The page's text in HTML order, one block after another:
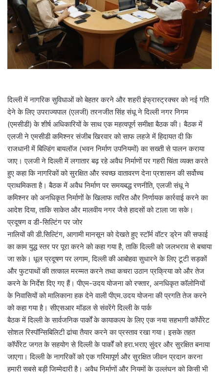
दिल्ली में नागरिक सुविधाओं को बेहतर करने और शहरी इंफ्रास्ट्रक्चर को नई गति
देने के लिए उपराज्यपाल (एलजी) तरनजीत सिंह संधू ने दिल्ली नगर निगम
(एमसीडी) के शीर्ष अधिकारियों के साथ एक महत्वपूर्ण समीक्षा बैठक की। बैठक में
एलजी ने एमसीडी कमिश्नर संजीब खिरवार को साफ लहजे में हिदायत दी कि
राजधानी में बिल्डिंग बायलॉज (भवन निर्माण उपनियमों) का सख्ती से पालन कराया
जाए। एलजी ने दिल्ली में लगातार बढ़ रहे अवैध निर्माणों पर गहरी चिंता व्यक्त करते
हुए कहा कि नागरिकों को सुरक्षित और स्वच्छ वातावरण देना प्रशासन की सर्वोच्च
प्राथमिकता है। बैठक में अवैध निर्माण पर समयबद्ध रणनीति, एलजी संधू ने
कमिश्नर को अनधिकृत निर्माणों के खिलाफ त्वरित और निर्णायक कार्रवाई करने का
आदेश दिया, ताकि साकेत और मालवीय नगर जैसे हादसों को टाला जा सके।
प्रदूषण व डी-सिल्टिंग पर जोर
नालियों की डी.सिल्टिंग, आगामी मानसून को देखते हुए स्टॉर्म वॉटर ड्रेन की सफाई
का काम युद्ध स्तर पर पूरा करने को कहा गया है, ताकि दिल्ली को जलभराव से बचाया
जा सके। धूल प्रदूषण पर लगाम, दिल्ली की आबोहवा सुधारने के लिए टूटी सड़कों
और फुटपाथों की तत्काल मरम्मत करने तथा कचरा उठान प्रक्रिया को और तेज
करने के निर्देश दिए गए हैं। पीएम-उदय योजना को रफ्तार, अनधिकृत कॉलोनियों
के निवासियों को मालिकाना हक देने वाली पीएम.उदय योजना की प्रगति तेज करने
को कहा गया है। सीएसआर मॉडल से संवरेंगे दिल्ली के पार्क
बैठक में दिल्ली के सार्वजनिक पार्कों के कायाकल्प के लिए एक नया सहभागी कॉर्पोरेट
सोशल रिस्पॉन्सिबिलिटी ढांचा तैयार करने का प्रस्ताव रखा गया। इसके तहत
कॉर्पोरेट जगत के सहयोग से दिल्ली के पार्कों को हरा.भराए सुंदर और सुरक्षित बनाया
जाएगा। दिल्ली के नागरिकों को एक गरिमापूर्ण और सुरक्षित जीवन प्रदान करना
हमारी सबसे बड़ी जिम्मेदारी है। अवैध निर्माणों और नियमों के उल्लंघन को किसी भी